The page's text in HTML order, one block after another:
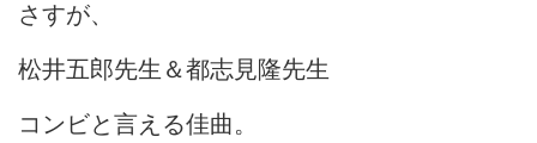
さすが、
松井五郎先生＆都志見隆先生
コンビと言える佳曲。